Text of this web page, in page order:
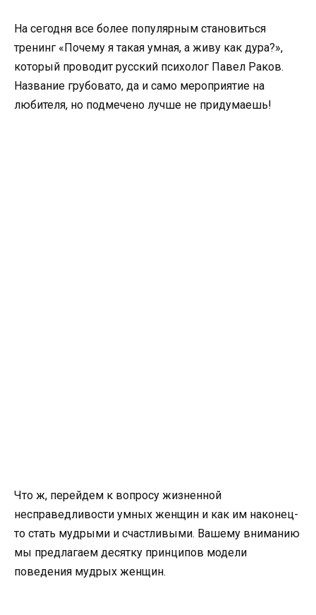
На сегодня все более популярным становиться
тренинг «Почему я такая умная, а живу как дура?»,
который проводит русский психолог Павел Раков.
Название грубовато, да и само мероприятие на
любителя, но подмечено лучше не придумаешь!
Что ж, перейдем к вопросу жизненной
несправедливости умных женщин и как им наконец-
то стать мудрыми и счастливыми. Вашему вниманию
мы предлагаем десятку принципов модели
поведения мудрых женщин.